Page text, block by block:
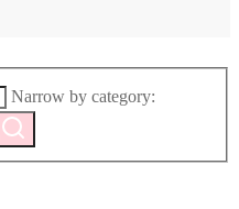
Narrow by category: